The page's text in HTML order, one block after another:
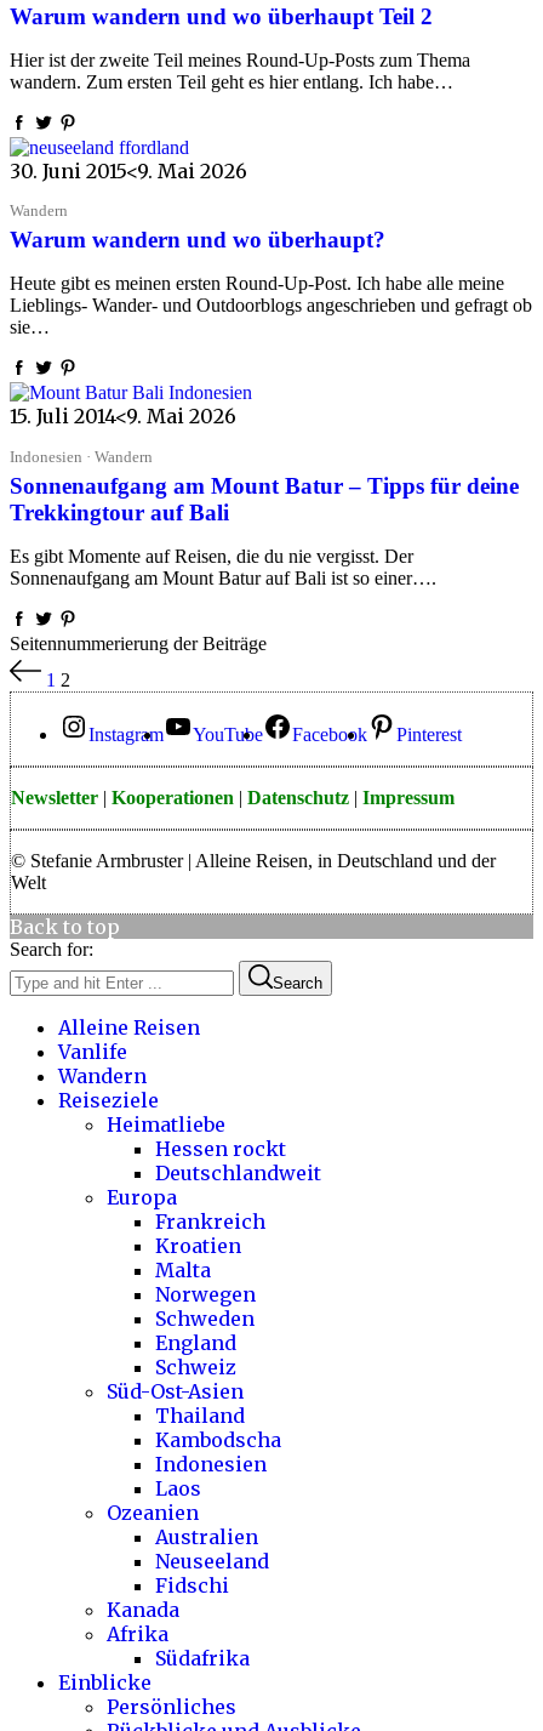
Warum wandern und wo überhaupt Teil 2
Hier ist der zweite Teil meines Round-Up-Posts zum Thema
wandern. Zum ersten Teil geht es hier entlang. Ich habe…
30. Juni 2015<9. Mai 2026
Wandern
Warum wandern und wo überhaupt?
Heute gibt es meinen ersten Round-Up-Post. Ich habe alle meine
Lieblings- Wander- und Outdoorblogs angeschrieben und gefragt ob
sie…
15. Juli 2014<9. Mai 2026
Indonesien · Wandern
Sonnenaufgang am Mount Batur – Tipps für deine
Trekkingtour auf Bali
Es gibt Momente auf Reisen, die du nie vergisst. Der
Sonnenaufgang am Mount Batur auf Bali ist so einer….
Seitennummerierung der Beiträge
1 2
Instagram YouTube Facebook Pinterest
Newsletter | Kooperationen | Datenschutz | Impressum
© Stefanie Armbruster | Alleine Reisen, in Deutschland und der
Welt
Back to top
Search for:
Search
Alleine Reisen
Vanlife
Wandern
Reiseziele
Heimatliebe
Hessen rockt
Deutschlandweit
Europa
Frankreich
Kroatien
Malta
Norwegen
Schweden
England
Schweiz
Süd-Ost-Asien
Thailand
Kambodscha
Indonesien
Laos
Ozeanien
Australien
Neuseeland
Fidschi
Kanada
Afrika
Südafrika
Einblicke
Persönliches